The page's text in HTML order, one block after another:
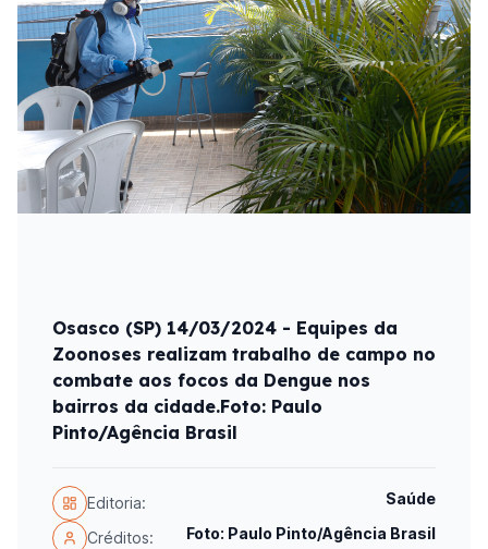
Osasco (SP) 14/03/2024 - Equipes da
Zoonoses realizam trabalho de campo no
combate aos focos da Dengue nos
bairros da cidade.Foto: Paulo
Pinto/Agência Brasil
Editoria: Saúde
Créditos:
Foto: Paulo Pinto/Agência Brasil